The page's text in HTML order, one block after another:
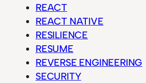
REACT
REACT NATIVE
RESILIENCE
RESUME
REVERSE ENGINEERING
SECURITY